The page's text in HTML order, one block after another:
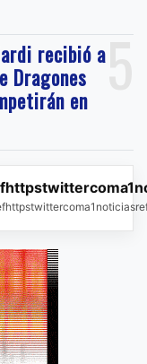
5
recibió a
Dragones
en